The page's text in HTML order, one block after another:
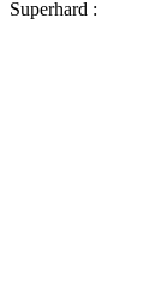
Superhard :